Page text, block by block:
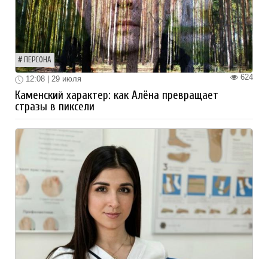
ПЕРСОНА
624
12:08 | 29 июля
Каменский характер: как Алёна превращает
стразы в пиксели